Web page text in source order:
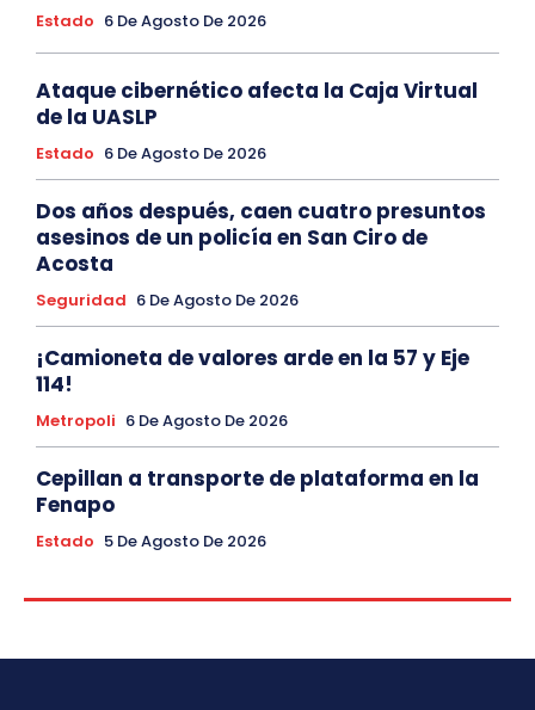
Estado 6 De Agosto De 2026
Ataque cibernético afecta la Caja Virtual
de la UASLP
Estado 6 De Agosto De 2026
Dos años después, caen cuatro presuntos
asesinos de un policía en San Ciro de
Acosta
Seguridad 6 De Agosto De 2026
¡Camioneta de valores arde en la 57 y Eje
114!
Metropoli 6 De Agosto De 2026
Cepillan a transporte de plataforma en la
Fenapo
Estado 5 De Agosto De 2026